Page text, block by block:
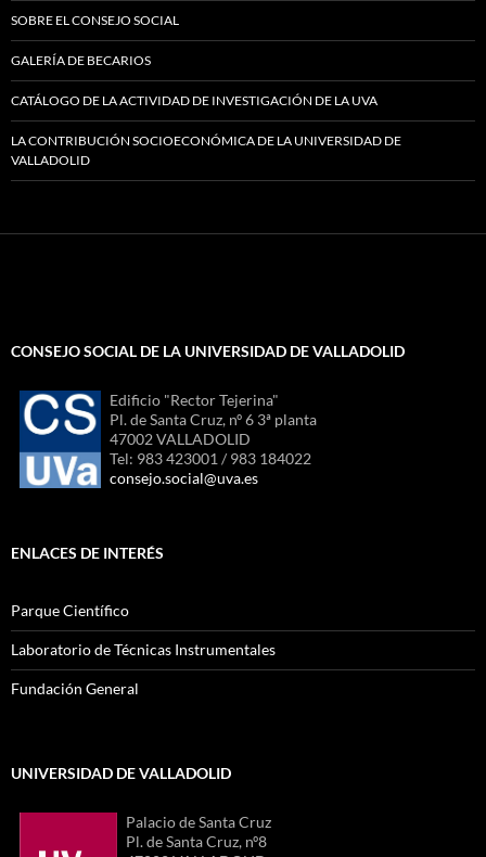
SOBRE EL CONSEJO SOCIAL
GALERÍA DE BECARIOS
CATÁLOGO DE LA ACTIVIDAD DE INVESTIGACIÓN DE LA UVA
LA CONTRIBUCIÓN SOCIOECONÓMICA DE LA UNIVERSIDAD DE
VALLADOLID
CONSEJO SOCIAL DE LA UNIVERSIDAD DE VALLADOLID
Edificio "Rector Tejerina"
Pl. de Santa Cruz, nº 6 3ª planta
47002 VALLADOLID
Tel: 983 423001 / 983 184022
consejo.social@uva.es
ENLACES DE INTERÉS
Parque Científico
Laboratorio de Técnicas Instrumentales
Fundación General
UNIVERSIDAD DE VALLADOLID
Palacio de Santa Cruz
Pl. de Santa Cruz, nº8